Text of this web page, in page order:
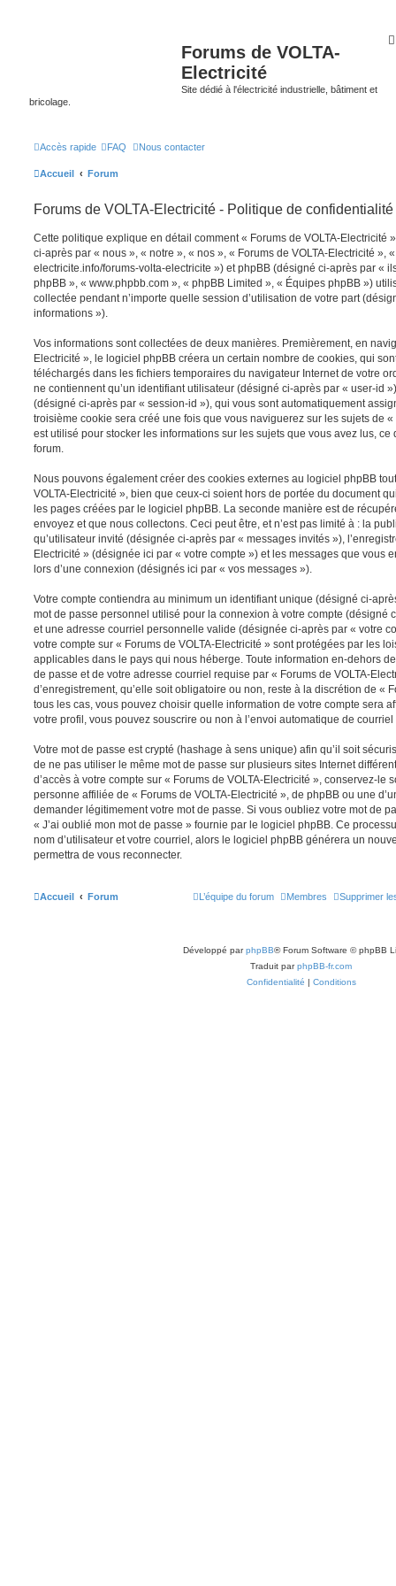
Forums de VOLTA-
Electricité
Site dédié à l'électricité industrielle, bâtiment et
bricolage.
Accès rapide FAQ Nous contacter
Accueil Forum
Forums de VOLTA-Electricité - Politique de confidentialité
Cette politique explique en détail comment « Forums de VOLTA-Electricité
ci-après par « nous », « notre », « nos », « Forums de VOLTA-Electricité »,
electricite.info/forums-volta-electricite ») et phpBB (désigné ci-après par «
phpBB », « www.phpbb.com », « phpBB Limited », « Équipes phpBB »)
collectée pendant n’importe quelle session d’utilisation de votre part
informations »).
Vos informations sont collectées de deux manières. Premièrement, en
Electricité », le logiciel phpBB créera un certain nombre de cookies, qui
téléchargés dans les fichiers temporaires du navigateur Internet de votre
ne contiennent qu’un identifiant utilisateur (désigné ci-après par « user-id
(désigné ci-après par « session-id »), qui vous sont automatiquement
troisième cookie sera créé une fois que vous naviguerez sur les sujets de «
est utilisé pour stocker les informations sur les sujets que vous avez lus,
forum.
Nous pouvons également créer des cookies externes au logiciel phpBB
VOLTA-Electricité », bien que ceux-ci soient hors de portée du document
les pages créées par le logiciel phpBB. La seconde manière est de
envoyez et que nous collectons. Ceci peut être, et n’est pas limité à : la
qu’utilisateur invité (désignée ci-après par « messages invités »),
Electricité » (désignée ici par « votre compte ») et les messages que vous
lors d’une connexion (désignés ici par « vos messages »).
Votre compte contiendra au minimum un identifiant unique (désigné ci-
mot de passe personnel utilisé pour la connexion à votre compte (désigné
et une adresse courriel personnelle valide (désignée ci-après par « votre
votre compte sur « Forums de VOLTA-Electricité » sont protégées par les
applicables dans le pays qui nous héberge. Toute information en-dehors
de passe et de votre adresse courriel requise par « Forums de VOLTA-
d’enregistrement, qu’elle soit obligatoire ou non, reste à la discrétion de «
tous les cas, vous pouvez choisir quelle information de votre compte sera
votre profil, vous pouvez souscrire ou non à l’envoi automatique de
Votre mot de passe est crypté (hashage à sens unique) afin qu’il soit
de ne pas utiliser le même mot de passe sur plusieurs sites Internet
d’accès à votre compte sur « Forums de VOLTA-Electricité », conservez-le
personne affiliée de « Forums de VOLTA-Electricité », de phpBB ou une
demander légitimement votre mot de passe. Si vous oubliez votre mot de
« J’ai oublié mon mot de passe » fournie par le logiciel phpBB. Ce
nom d’utilisateur et votre courriel, alors le logiciel phpBB générera un
permettra de vous reconnecter.
Accueil Forum Supprimer
Membres
L’équipe du forum
Développé parphpBB® Forum Software © phpBB
Traduit parphpBB-fr.com
Confidentialité | Conditions